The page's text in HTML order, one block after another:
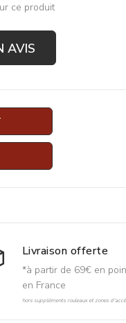
ce produit
AVIS
Livraison offerte
*à partir de 69€ en
en France
hors suppléments rouleaux et zones